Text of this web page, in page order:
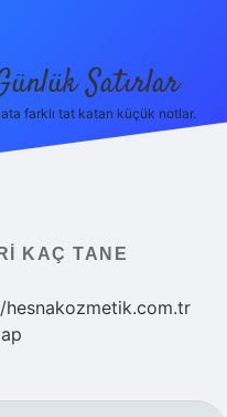
Satırlar
farklı tat katan küçük notlar.
KAÇ TANE